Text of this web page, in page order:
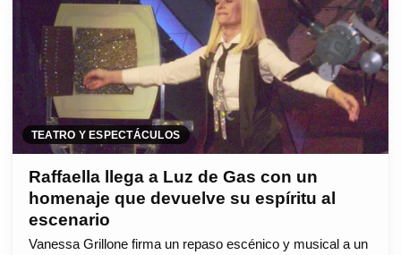
TEATRO Y ESPECTÁCULOS
Raffaella llega a Luz de Gas con un
homenaje que devuelve su espíritu al
escenario
Vanessa Grillone firma un repaso escénico y musical a un